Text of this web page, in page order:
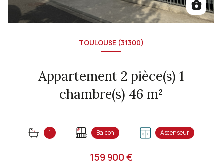
TOULOUSE (31300)
Appartement 2 pièce(s) 1
chambre(s) 46 m²
1 Balcon Ascenseur
159 900 €